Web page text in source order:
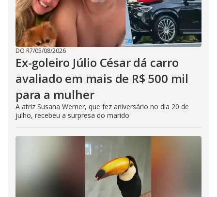
DO R7/05/08/2026
Ex-goleiro Júlio César dá carro
avaliado em mais de R$ 500 mil
para a mulher
A atriz Susana Werner, que fez aniversário no dia 20 de
julho, recebeu a surpresa do marido.